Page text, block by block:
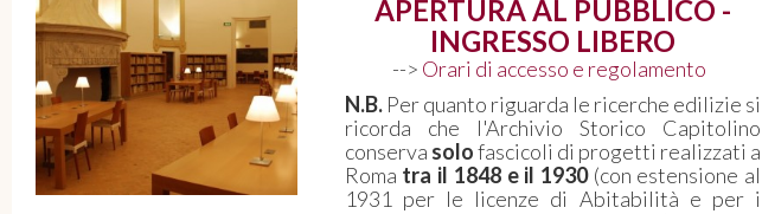
APERTURA AL PUBBLICO -
INGRESSO LIBERO
--> Orari di accesso e regolamento
N.B.Per quanto riguarda le ricerche edilizie si
ricorda che l'Archivio Storico Capitolino
conserva solofascicoli di progetti realizzati a
Roma tra il 1848 e il 1930(con estensione al
1931 per le licenze di Abitabilità e per i
dalla Resistenza alla Costituzione
L'Archivio Storico Capitolino aderisce ad
Archivissima 2026 - Il 5 giugno “La Notte
degli Archivi” dedicata alla memoria della
Resistenza e della nascita della
Repubblica - PERCORSO ESPOSITIVO
VISITABILE FINO A FINE SETTEMBRE